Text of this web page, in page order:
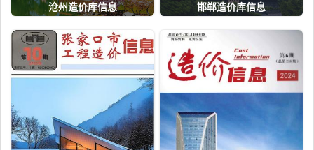
沧州造价库信息 邯郸造价库信息